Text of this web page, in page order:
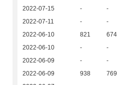
2022-07-15
- -
2022-07-11
- -
2022-06-10
821 674
2022-06-10
- -
2022-06-09
- -
2022-06-09
938 769